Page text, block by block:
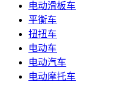
电动滑板车
平衡车
扭扭车
电动车
电动汽车
电动摩托车